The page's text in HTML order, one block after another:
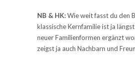
NB & HK:Wie weit fasst du den
klassische Kernfamilie ist ja
neuer Familienformen ergänzt
zeigst ja auch Nachbarn und